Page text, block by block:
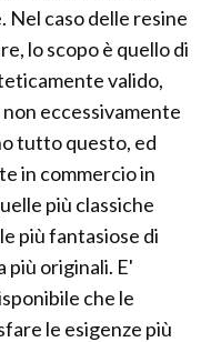
Nel caso delle resine
lo scopo è quello di
valido,
eccessivamente
tutto questo, ed
in commercio in
più classiche
più fantasiose di
più originali. E'
che le
le esigenze più